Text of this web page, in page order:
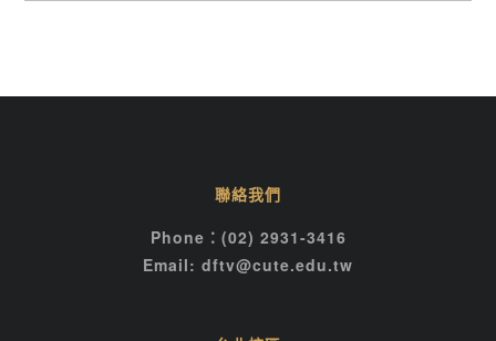
聯絡我們
Phone：(02) 2931-3416
Email: dftv@cute.edu.tw